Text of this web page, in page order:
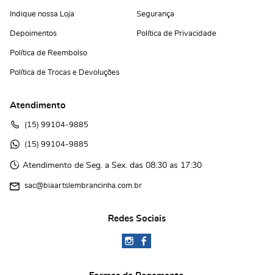
Indique nossa Loja
Depoimentos
Política de Reembolso
Política de Trocas e Devoluções
Segurança
Política de Privacidade
Atendimento
(15) 99104-9885
(15) 99104-9885
Atendimento de Seg. a Sex. das 08:30 as 17:30
sac@biaartslembrancinha.com.br
Redes Sociais